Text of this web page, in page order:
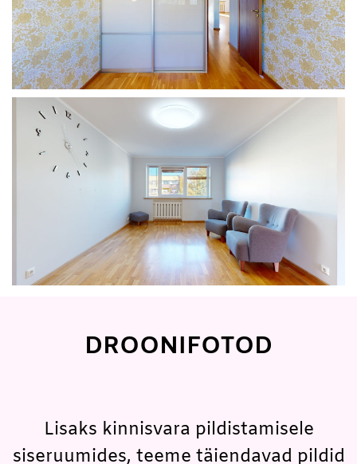
DROONIFOTOD
Lisaks kinnisvara pildistamisele
siseruumides, teeme täiendavad pildid